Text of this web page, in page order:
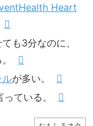
Heart
も3分なのに、
ルが多い。
ている。